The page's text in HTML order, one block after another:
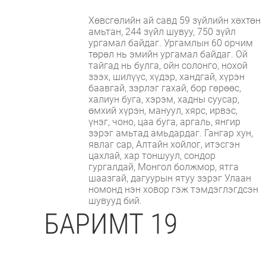
Хөвсгөлийн ай савд 59 зүйлийн хөхтөн
амьтан, 244 зүйл шувуу, 750 зүйл
ургамал байдаг. Ургамлын 60 орчим
төрөл нь эмийн ургамал байдаг. Ой
тайгад нь булга, ойн солонго, нохой
зээх, шилүүс, хүдэр, хандгай, хүрэн
баавгай, зэрлэг гахай, бор гөрөөс,
халиун буга, хэрэм, хадны суусар,
өмхий хүрэн, мануул, хярс, ирвэс,
үнэг, чоно, цаа буга, аргаль, янгир
зэрэг амьтад амьдардаг. Гангар хун,
явлаг сар, Алтайн хойлог, итэсгэн
цахлай, хар тоншуул, сондор
гургалдай, Монгол болжмор, ятга
шаазгай, дагуурын ятуу зэрэг Улаан
номонд нэн ховор гэж тэмдэглэгдсэн
шувууд бий.
БАРИМТ 19